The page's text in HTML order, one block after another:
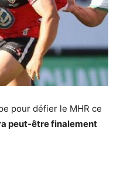
pour défier le MHR ce
peut-être finalement